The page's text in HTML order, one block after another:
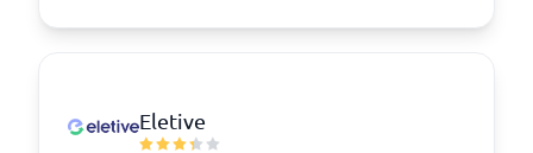
Eletive